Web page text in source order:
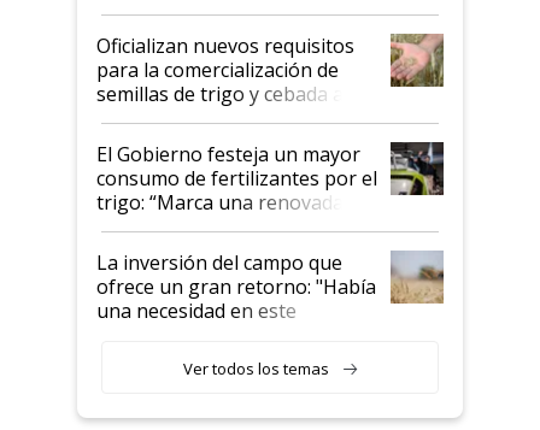
Oficializan nuevos requisitos
para la comercialización de
semillas de trigo y cebada a
granel
El Gobierno festeja un mayor
consumo de fertilizantes por el
trigo: “Marca una renovada
confianza de los productores”
La inversión del campo que
ofrece un gran retorno: "Había
una necesidad en este
Ver todos los temas